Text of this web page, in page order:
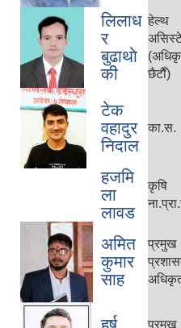
लिलाध
र
बुढाथाे
की
हेल्थ
छैटाैँ)
टेक
वहादुर
निदाल
का.स.
हजमि
ला
लावड
कृषि
अमित
कुमार
साह
प्रमुख
प्रमुख